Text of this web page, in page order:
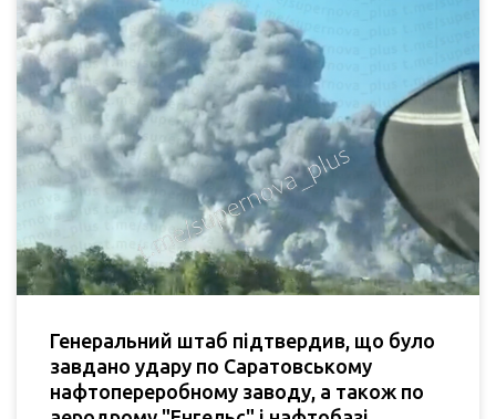
Генеральний штаб підтвердив, що було
завдано удару по Саратовському
нафтопереробному заводу, а також по